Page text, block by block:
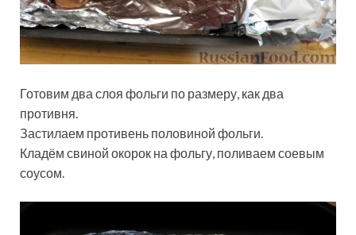
Готовим два слоя фольги по размеру, как два
противня.
Застилаем противень половиной фольги.
Кладём свиной окорок на фольгу, поливаем соевым
соусом.